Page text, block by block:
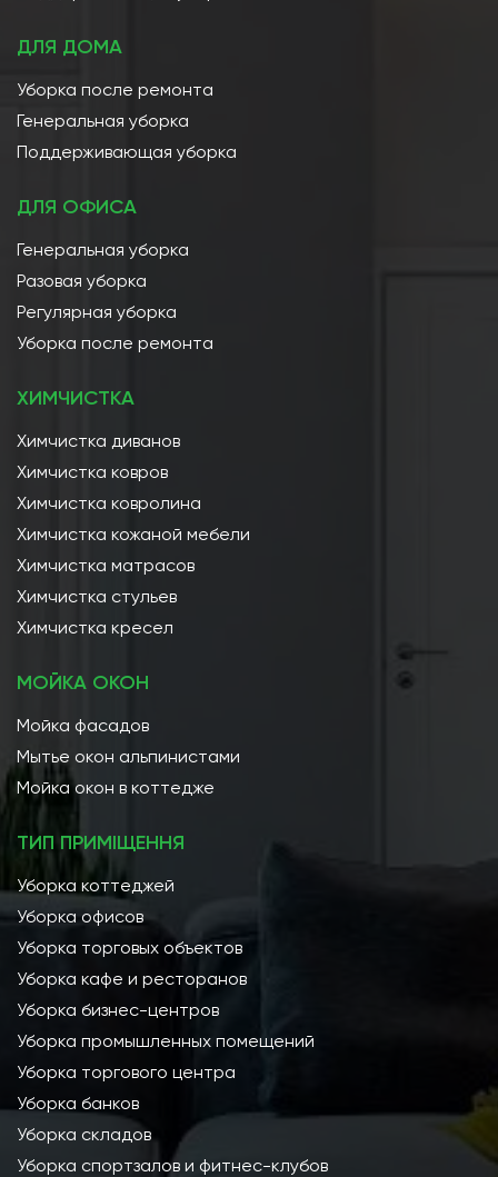
ДЛЯ ДОМА
Уборка после ремонта
Генеральная уборка
Поддерживающая уборка
ДЛЯ ОФИСА
Генеральная уборка
Разовая уборка
Регулярная уборка
Уборка после ремонта
ХИМЧИСТКА
Химчистка диванов
Химчистка ковров
Химчистка ковролина
Химчистка кожаной мебели
Химчистка матрасов
Химчистка стульев
Химчистка кресел
МОЙКА ОКОН
Мойка фасадов
Мытье окон альпинистами
Мойка окон в коттедже
ТИП ПРИМІЩЕННЯ
Уборка коттеджей
Уборка офисов
Уборка торговых объектов
Уборка кафе и ресторанов
Уборка бизнес-центров
Уборка промышленных помещений
Уборка торгового центра
Уборка банков
Уборка складов
Уборка спортзалов и фитнес-клубов